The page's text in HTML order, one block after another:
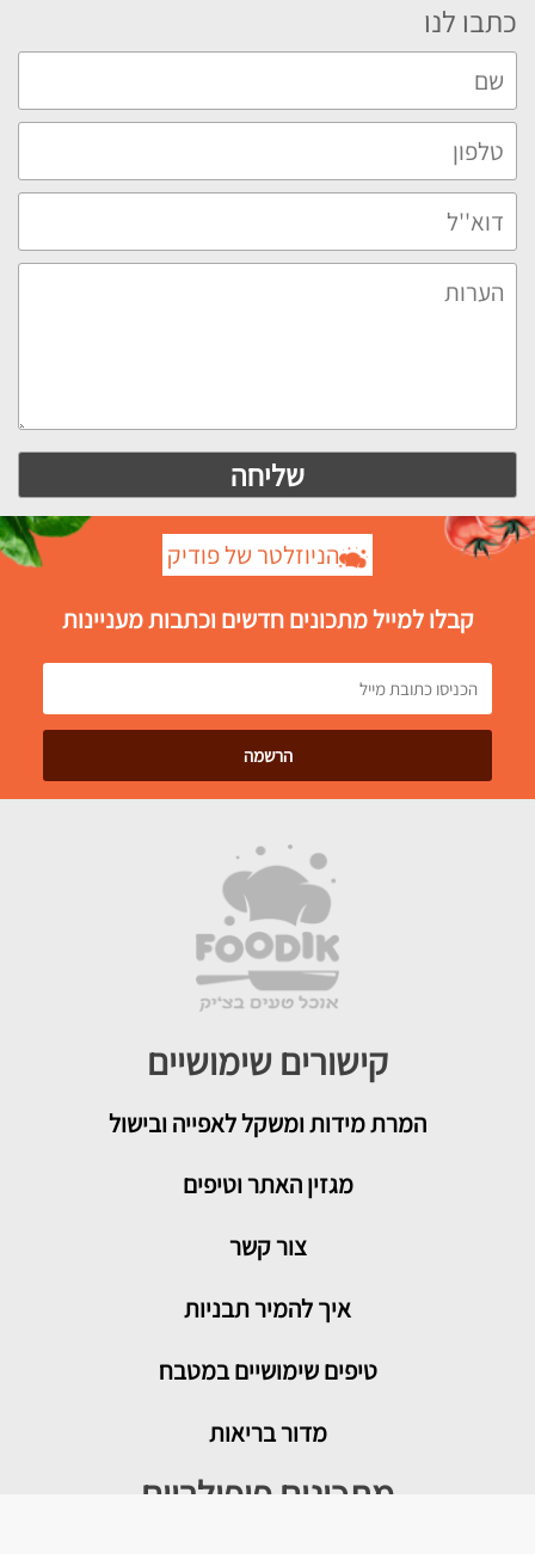
כתבו לנו
הניוזלטר של פודיק
קבלו למייל מתכונים חדשים וכתבות מעניינות
קישורים שימושיים
המרת מידות ומשקל לאפייה ובישול
מגזין האתר וטיפים
צור קשר
איך להמיר תבניות
טיפים שימושיים במטבח
מדור בריאות
מתכונים פופולריים